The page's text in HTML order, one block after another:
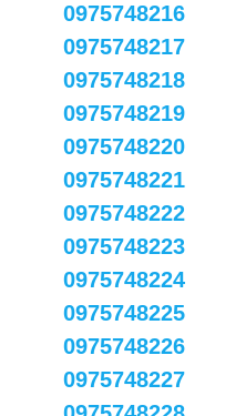
0975748216
0975748217
0975748218
0975748219
0975748220
0975748221
0975748222
0975748223
0975748224
0975748225
0975748226
0975748227